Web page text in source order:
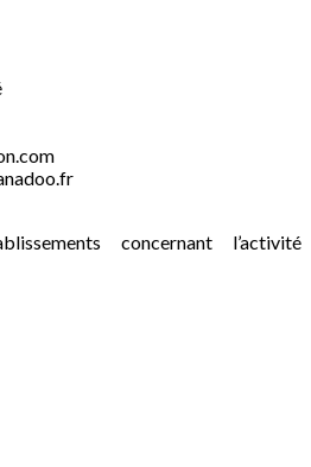
concernant l’activité